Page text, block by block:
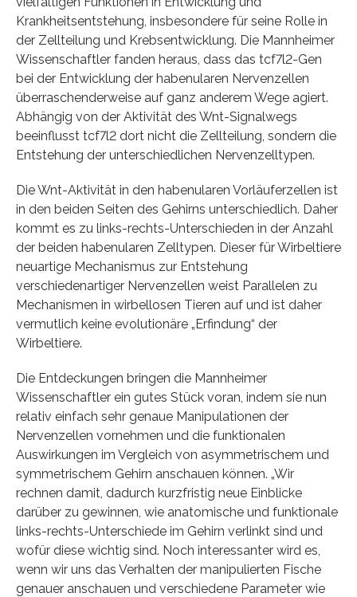
Krankheitsentstehung, insbesondere für seine Rolle in
der Zellteilung und Krebsentwicklung. Die Mannheimer
Wissenschaftler fanden heraus, dass das tcf7l2-Gen
bei der Entwicklung der habenularen Nervenzellen
überraschenderweise auf ganz anderem Wege agiert.
Abhängig von der Aktivität des Wnt-Signalwegs
beeinflusst tcf7l2 dort nicht die Zellteilung, sondern die
Entstehung der unterschiedlichen Nervenzelltypen.
Die Wnt-Aktivität in den habenularen Vorläuferzellen ist
in den beiden Seiten des Gehirns unterschiedlich. Daher
kommt es zu links-rechts-Unterschieden in der Anzahl
der beiden habenularen Zelltypen. Dieser für Wirbeltiere
neuartige Mechanismus zur Entstehung
verschiedenartiger Nervenzellen weist Parallelen zu
Mechanismen in wirbellosen Tieren auf und ist daher
vermutlich keine evolutionäre „Erfindung“ der
Wirbeltiere.
Die Entdeckungen bringen die Mannheimer
Wissenschaftler ein gutes Stück voran, indem sie nun
relativ einfach sehr genaue Manipulationen der
Nervenzellen vornehmen und die funktionalen
Auswirkungen im Vergleich von asymmetrischem und
symmetrischem Gehirn anschauen können. „Wir
rechnen damit, dadurch kurzfristig neue Einblicke
darüber zu gewinnen, wie anatomische und funktionale
links-rechts-Unterschiede im Gehirn verlinkt sind und
wofür diese wichtig sind. Noch interessanter wird es,
wenn wir uns das Verhalten der manipulierten Fische
genauer anschauen und verschiedene Parameter wie